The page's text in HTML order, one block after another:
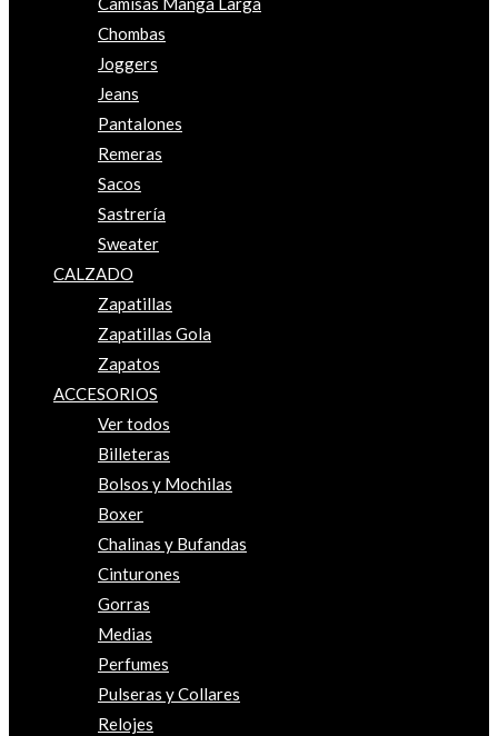
Chombas
Joggers
Jeans
Pantalones
Remeras
Sacos
Sastrería
Sweater
CALZADO
Zapatillas
Zapatillas Gola
Zapatos
ACCESORIOS
Ver todos
Billeteras
Bolsos y Mochilas
Boxer
Chalinas y Bufandas
Cinturones
Gorras
Medias
Perfumes
Pulseras y Collares
Relojes